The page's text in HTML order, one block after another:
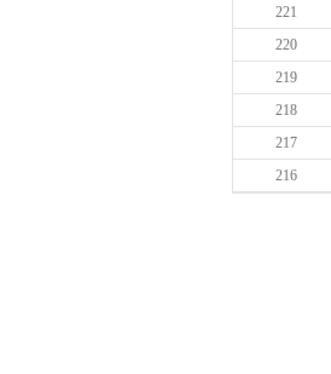
221
220
219
218
217
216